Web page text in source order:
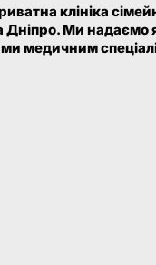
клініка
Дніпро. Ми надаємо
медичним